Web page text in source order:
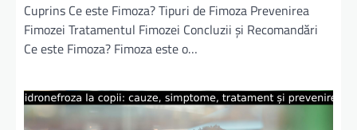
Cuprins Ce este Fimoza? Tipuri de Fimoza Prevenirea
Fimozei Tratamentul Fimozei Concluzii și Recomandări
Ce este Fimoza? Fimoza este o…